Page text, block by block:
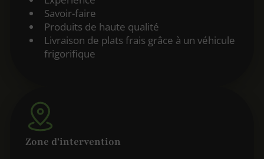
Savoir-faire
Produits de haute qualité
Livraison de plats frais grâce à un véhicule
frigorifique
Zone d'intervention